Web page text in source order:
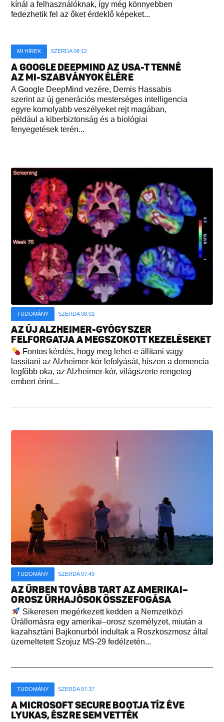
kínál a felhasználóknak, így még könnyebben
fedezhetik fel az őket érdeklő képeket...
MI HÍREK SZERDA 08:12
A GOOGLE DEEPMIND AZ USA-T TENNÉ
AZ MI-SZABVÁNYOK ÉLÉRE
A Google DeepMind vezére, Demis Hassabis
szerint az új generációs mesterséges intelligencia
egyre komolyabb veszélyeket rejt magában,
például a kiberbiztonság és a biológiai
fenyegetések terén...
TUDOMÁNY SZERDA 08:01
AZ ÚJ ALZHEIMER-GYÓGYSZER
FELFORGATJA A MEGSZOKOTT KEZELÉSEKET
Fontos kérdés, hogy meg lehet-e állítani vagy
lassítani az Alzheimer-kór lefolyását, hiszen a demencia
legfőbb oka, az Alzheimer-kór, világszerte rengeteg
embert érint...
TUDOMÁNY SZERDA 07:49
AZ ŰRBEN TOVÁBB TART AZ AMERIKAI–
OROSZ ŰRHAJÓSOK ÖSSZEFOGÁSA
Sikeresen megérkezett kedden a Nemzetközi
Űrállomásra egy amerikai–orosz személyzet, miután a
kazahsztáni Bajkonurból indultak a Roszkoszmosz által
üzemeltetett Szojuz MS-29 fedélzetén...
TUDOMÁNY SZERDA 07:37
A MICROSOFT SECURE BOOTJA TÍZ ÉVE
LYUKAS, ÉSZRE SEM VETTÉK